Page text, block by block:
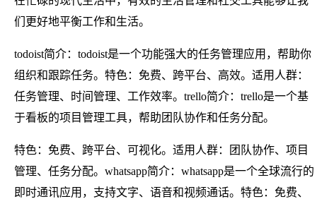
们更好地平衡工作和生活。
todoist简介：todoist是一个功能强大的任务管理应用，帮助你
组织和跟踪任务。特色：免费、跨平台、高效。适用人群：
任务管理、时间管理、工作效率。trello简介：trello是一个基
于看板的项目管理工具，帮助团队协作和任务分配。
特色：免费、跨平台、可视化。适用人群：团队协作、项目
管理、任务分配。whatsapp简介：whatsapp是一个全球流行的
即时通讯应用，支持文字、语音和视频通话。特色：免费、